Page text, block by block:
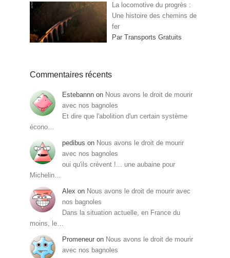
La locomotive du progrès :
Une histoire des chemins de
fer
Par Transports Gratuits
Commentaires récents
Estebannn on Nous avons le droit de mourir
avec nos bagnoles
Et dire que l'abolition d'un certain système
écono…
pedibus on Nous avons le droit de mourir
avec nos bagnoles
oui qu'ils crèvent !... une aubaine pour
Michelin…
Alex on Nous avons le droit de mourir avec
nos bagnoles
Dans la situation actuelle, en France du
moins, le…
Promeneur on Nous avons le droit de mourir
avec nos bagnoles